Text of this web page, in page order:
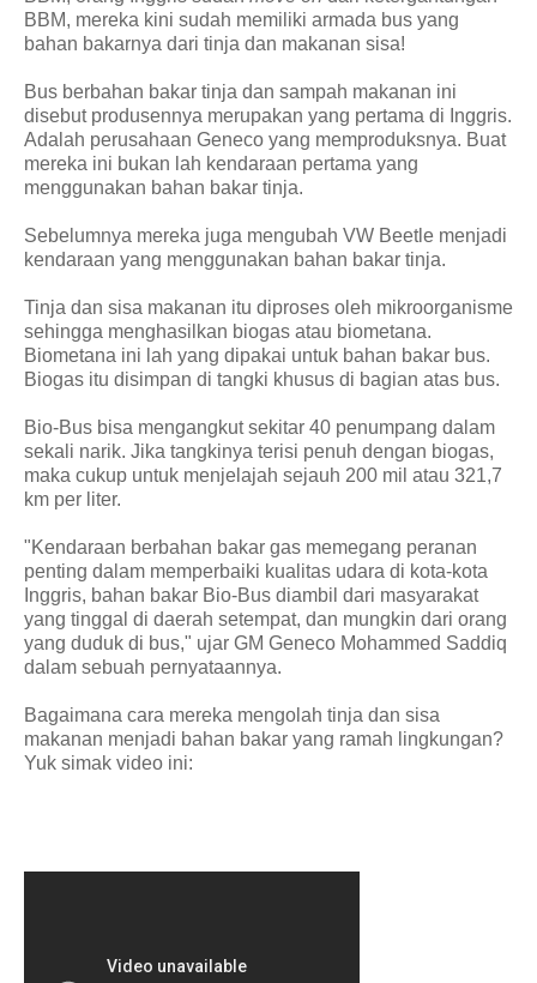
BBM, mereka kini sudah memiliki armada bus yang
bahan bakarnya dari tinja dan makanan sisa!
Bus berbahan bakar tinja dan sampah makanan ini
disebut produsennya merupakan yang pertama di Inggris.
Adalah perusahaan Geneco yang memproduksnya. Buat
mereka ini bukan lah kendaraan pertama yang
menggunakan bahan bakar tinja.
Sebelumnya mereka juga mengubah VW Beetle menjadi
kendaraan yang menggunakan bahan bakar tinja.
Tinja dan sisa makanan itu diproses oleh mikroorganisme
sehingga menghasilkan biogas atau biometana.
Biometana ini lah yang dipakai untuk bahan bakar bus.
Biogas itu disimpan di tangki khusus di bagian atas bus.
Bio-Bus bisa mengangkut sekitar 40 penumpang dalam
sekali narik. Jika tangkinya terisi penuh dengan biogas,
maka cukup untuk menjelajah sejauh 200 mil atau 321,7
km per liter.
"Kendaraan berbahan bakar gas memegang peranan
penting dalam memperbaiki kualitas udara di kota-kota
Inggris, bahan bakar Bio-Bus diambil dari masyarakat
yang tinggal di daerah setempat, dan mungkin dari orang
yang duduk di bus," ujar GM Geneco Mohammed Saddiq
dalam sebuah pernyataannya.
Bagaimana cara mereka mengolah tinja dan sisa
makanan menjadi bahan bakar yang ramah lingkungan?
Yuk simak video ini: